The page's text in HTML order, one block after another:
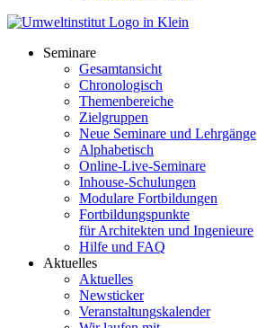
Seminare
Gesamtansicht
Chronologisch
Themenbereiche
Zielgruppen
Neue Seminare und Lehrgänge
Alphabetisch
Online-Live-Seminare
Inhouse-Schulungen
Modulare Fortbildungen
Fortbildungspunkte
für Architekten und Ingenieure
Hilfe und FAQ
Aktuelles
Aktuelles
Newsticker
Veranstaltungskalender